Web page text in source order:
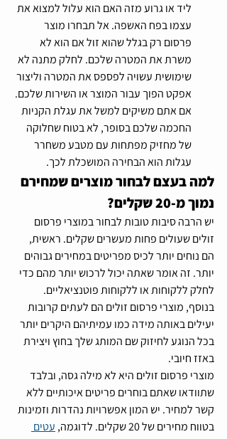
ליד או גרוע מזה האם הוא עלול למצוא את
עצמו בפח האשפה. אל תבחרו מוצר
פרסום רק בגלל שהוא זול אם הוא לא
משרת את המטרה שלכם. לחלק מתנה לא
שימושית עשויה לפספס את המטרה וליצור
אפקט הפוך עבור המוצר או השירות שלכם.
אם אתם משיקים למשל את עגלת הקניות
החכמה שלכם בסופר, לא בטוח שחלוקה
של מחזיק מפתחות עם מטבע משחרר
עגלות הוא הבחירה המושכלת לכך.
למה בעצם לבחור מוצרים שמחירם
נמוך מ-20 שקלים?
יש הרבה סיבות טובות לבחור במוצרי פרסום
זולים שעולים פחות מעשרים שקלים. ראשית,
הם נוחים יותר לכיס מפריטים במחירים גבוהים
יותר. זה אומר שאתה יכול לרכוש יותר מהם כדי
לחלק ללקוחות או ללקוחות פוטנציאליים.
בנוסף, מוצרי פרסום זולים הם לעתים קרובות
יעילים באותה מידה כמו עמיתיהם היקרים יותר
בכל הנוגע לחיזוק שם המותג שלך בחוץ ויצירת
באזז חיובי.
מוצרי פרסום זולים היא לא מילה גסה, ובלבד
שתוודאו שאתם בוחרים פריטים איכותיים ללא
קשר למחיר. יש המון אפשרויות נהדרות וזמינות
בטווח מחירים של 20 שקלים. לדוגמה,
עטים